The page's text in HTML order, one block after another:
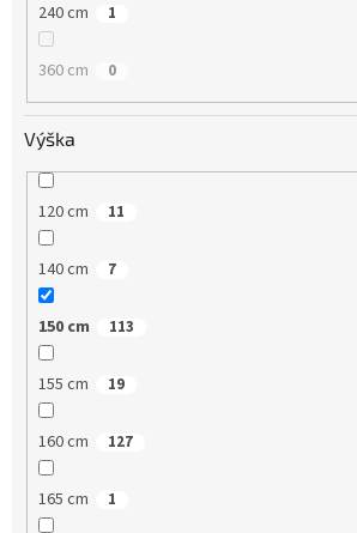
240 cm 1
360 cm 0
Výška
120 cm 11
140 cm 7
150 cm 113
155 cm 19
160 cm 127
165 cm 1